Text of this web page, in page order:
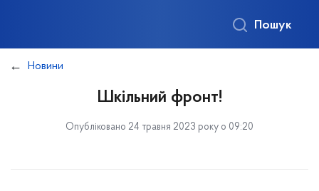
Пошук
Новини
Шкільний фронт!
Опубліковано 24 травня 2023 року о 09:20